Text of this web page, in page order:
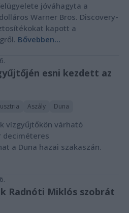
jóváhagyta a
Warner Bros. Discovery-
kapott a
Bővebben...
esni kezdett az
Aszály Duna
vízgyűjtőkön várható
deciméteres
a Duna hazai szakaszán.
Radnóti Miklós szobrát